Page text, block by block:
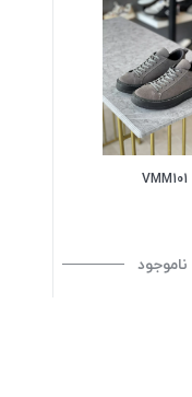
ناموجود